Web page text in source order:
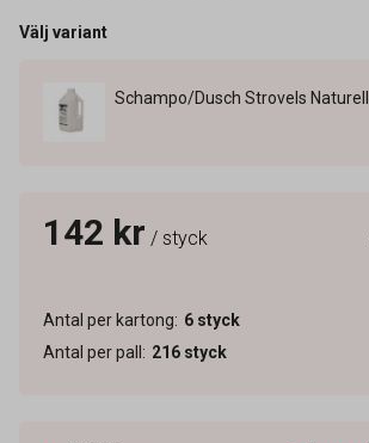
Välj variant
142 kr / styck
Antal per kartong: 6 styck
Antal per pall : 216 styck